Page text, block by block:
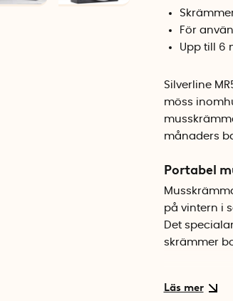
För
Upp till 6
Silverline
möss
månaders
Portabel
på vintern i
Det
skrämmer